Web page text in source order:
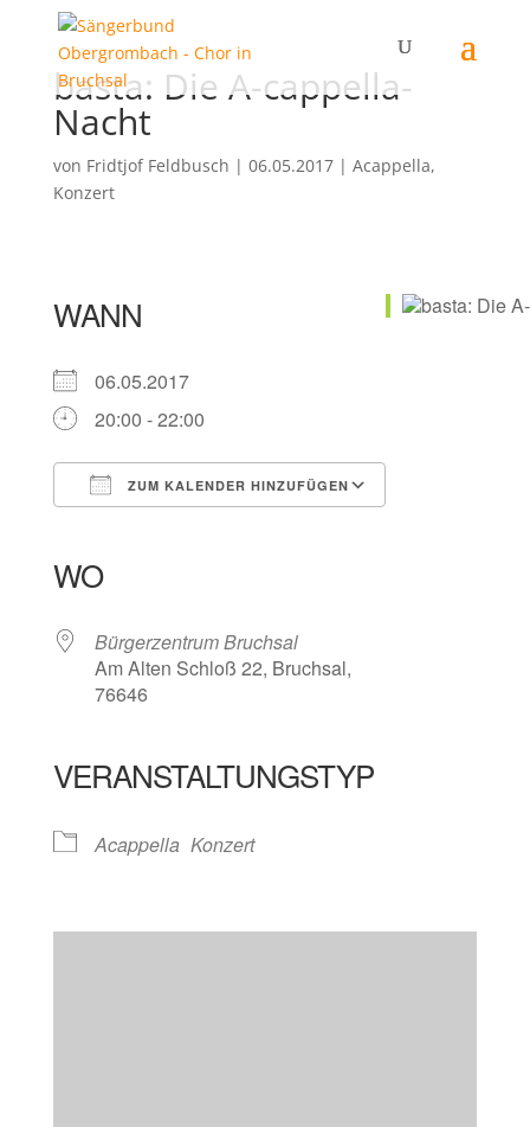
basta: Die A-cappella-
Nacht
von Fridtjof Feldbusch | 06.05.2017| Acappella,
Konzert
WANN
06.05.2017
20:00 - 22:00
ZUM KALENDER HINZUFÜGEN
WO
Bürgerzentrum Bruchsal
Am Alten Schloß 22, Bruchsal,
76646
VERANSTALTUNGSTYP
Acappella Konzert